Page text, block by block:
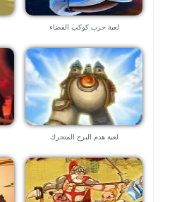
لعبة حرب كوكب الفضاء
لعبة هدم البرج المتحرك